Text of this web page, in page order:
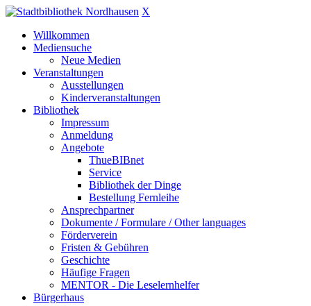
X
Willkommen
Mediensuche
Neue Medien
Veranstaltungen
Ausstellungen
Kinderveranstaltungen
Bibliothek
Impressum
Anmeldung
Angebote
ThueBIBnet
Service
Bibliothek der Dinge
Bestellung Fernleihe
Ansprechpartner
Dokumente / Formulare / Other languages
Förderverein
Fristen & Gebühren
Geschichte
Häufige Fragen
MENTOR - Die Leselernhelfer
Bürgerhaus